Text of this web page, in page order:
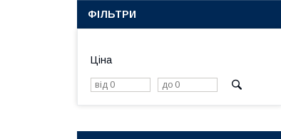
ФІЛЬТРИ
Ціна